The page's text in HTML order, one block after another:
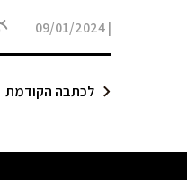
|
09/01/2024
לכתבה הקודמת